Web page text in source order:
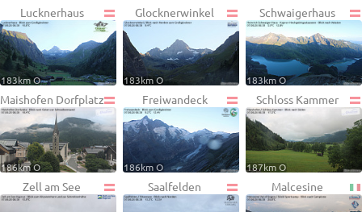
Lucknerhaus
183km O
Glocknerwinkel
183km O
Schwaigerhaus
183km O
Maishofen Dorfplatz
186km O
Freiwandeck
186km O
Schloss Kammer
187km O
Zell am See Saalfelden Malcesine